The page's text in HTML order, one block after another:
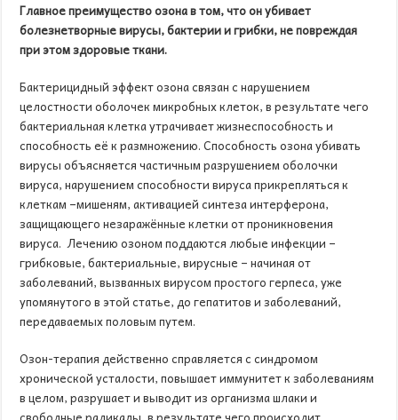
Главное преимущество озона в том, что он убивает
болезнетворные вирусы, бактерии и грибки, не повреждая
при этом здоровые ткани.
Бактерицидный эффект озона связан с нарушением
целостности оболочек микробных клеток, в результате чего
бактериальная клетка утрачивает жизнеспособность и
способность её к размножению. Способность озона убивать
вирусы объясняется частичным разрушением оболочки
вируса, нарушением способности вируса прикрепляться к
клеткам –мишеням, активацией синтеза интерферона,
защищающего незаражённые клетки от проникновения
вируса. Лечению озоном поддаются любые инфекции –
грибковые, бактериальные, вирусные – начиная от
заболеваний, вызванных вирусом простого герпеса, уже
упомянутого в этой статье, до гепатитов и заболеваний,
передаваемых половым путем.
Озон-терапия действенно справляется с синдромом
хронической усталости, повышает иммунитет к заболеваниям
в целом, разрушает и выводит из организма шлаки и